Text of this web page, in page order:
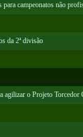
campeonatos não
da 2ª divisão
agilizar o Projeto Torcedor